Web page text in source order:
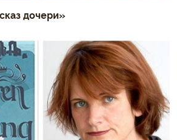
дочери»